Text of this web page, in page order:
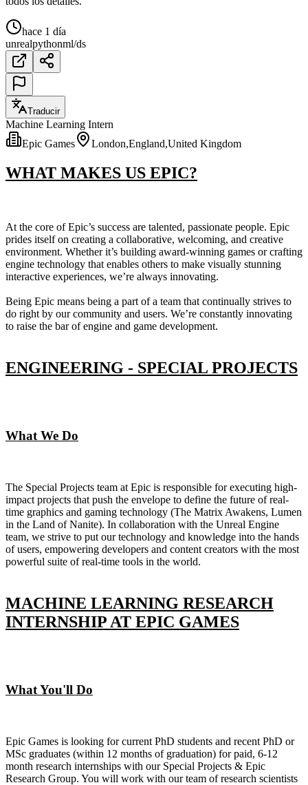
hace 1 día
unrealpythonml/ds
Traducir
Machine Learning Intern
Epic Games
London,England,United Kingdom
WHAT MAKES US EPIC?
At the core of Epic’s success are talented, passionate people. Epic
prides itself on creating a collaborative, welcoming, and creative
environment. Whether it’s building award-winning games or crafting
engine technology that enables others to make visually stunning
interactive experiences, we’re always innovating.
Being Epic means being a part of a team that continually strives to
do right by our community and users. We’re constantly innovating
to raise the bar of engine and game development.
ENGINEERING - SPECIAL PROJECTS
What We Do
The Special Projects team at Epic is responsible for executing high-
impact projects that push the envelope to define the future of real-
time graphics and gaming technology (The Matrix Awakens, Lumen
in the Land of Nanite). In collaboration with the Unreal Engine
team, we strive to put our technology and knowledge into the hands
of users, empowering developers and content creators with the most
powerful suite of real-time tools in the world.
MACHINE LEARNING RESEARCH
INTERNSHIP AT EPIC GAMES
What You'll Do
Epic Games is looking for current PhD students and recent PhD or
MSc graduates (within 12 months of graduation) for paid, 6-12
month research internships with our Special Projects & Epic
Research Group. You will work with our team of research scientists